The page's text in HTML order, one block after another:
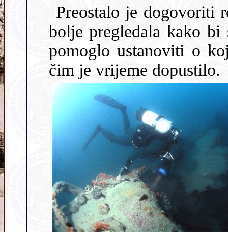
Preostalo je dogovoriti
bolje pregledala kako bi se pronašao neki osobit detalj što bi
pomoglo ustanoviti o kojoj se podmornici radi. Krenuli smo
čim je vrijeme dopustilo.